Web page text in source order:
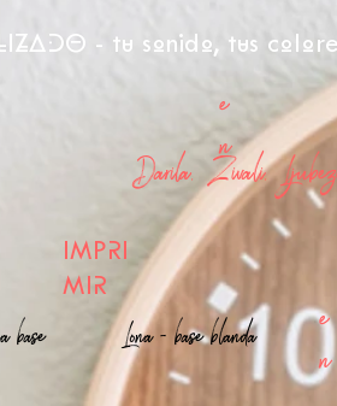
- tu sonido, tus
Darila, Zivali,
e
n
e
n
IMPRI
MIR
base
Lona - base blanda